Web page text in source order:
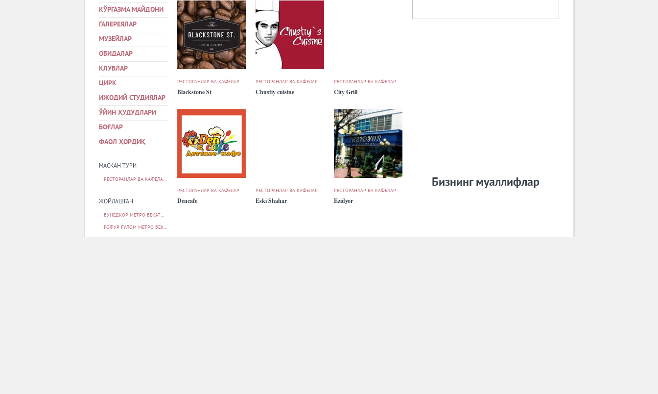
КЎРГАЗМА МАЙДОНИ
ГАЛЕРЕЯЛАР
МУЗЕЙЛАР
ОБИДАЛАР
КЛУБЛАР
ЦИРК
ИЖОДИЙ СТУДИЯЛАР
ЎЙИН ҲУДУДЛАРИ
БОҒЛАР
ФАОЛ ҲОРДИҚ
МАСКАН ТУРИ
РЕСТОРАНЛАР ВА КАФЕЛАР
ЖОЙЛАШГАН
БУНЁДКОР МЕТРО БЕКАТИ
ҒОФУР ҒУЛОМ МЕТРО БЕКАТИ
РЕСТОРАНЛАР ВА КАФЕЛАР
Blackstone St
РЕСТОРАНЛАР ВА КАФЕЛАР
Chustiy cuisine
РЕСТОРАНЛАР ВА КАФЕЛАР
City Grill
РЕСТОРАНЛАР ВА КАФЕЛАР
Dencafe
РЕСТОРАНЛАР ВА КАФЕЛАР
Eski Shahar
РЕСТОРАНЛАР ВА КАФЕЛАР
Ezidyor
Бизнинг муаллифлар